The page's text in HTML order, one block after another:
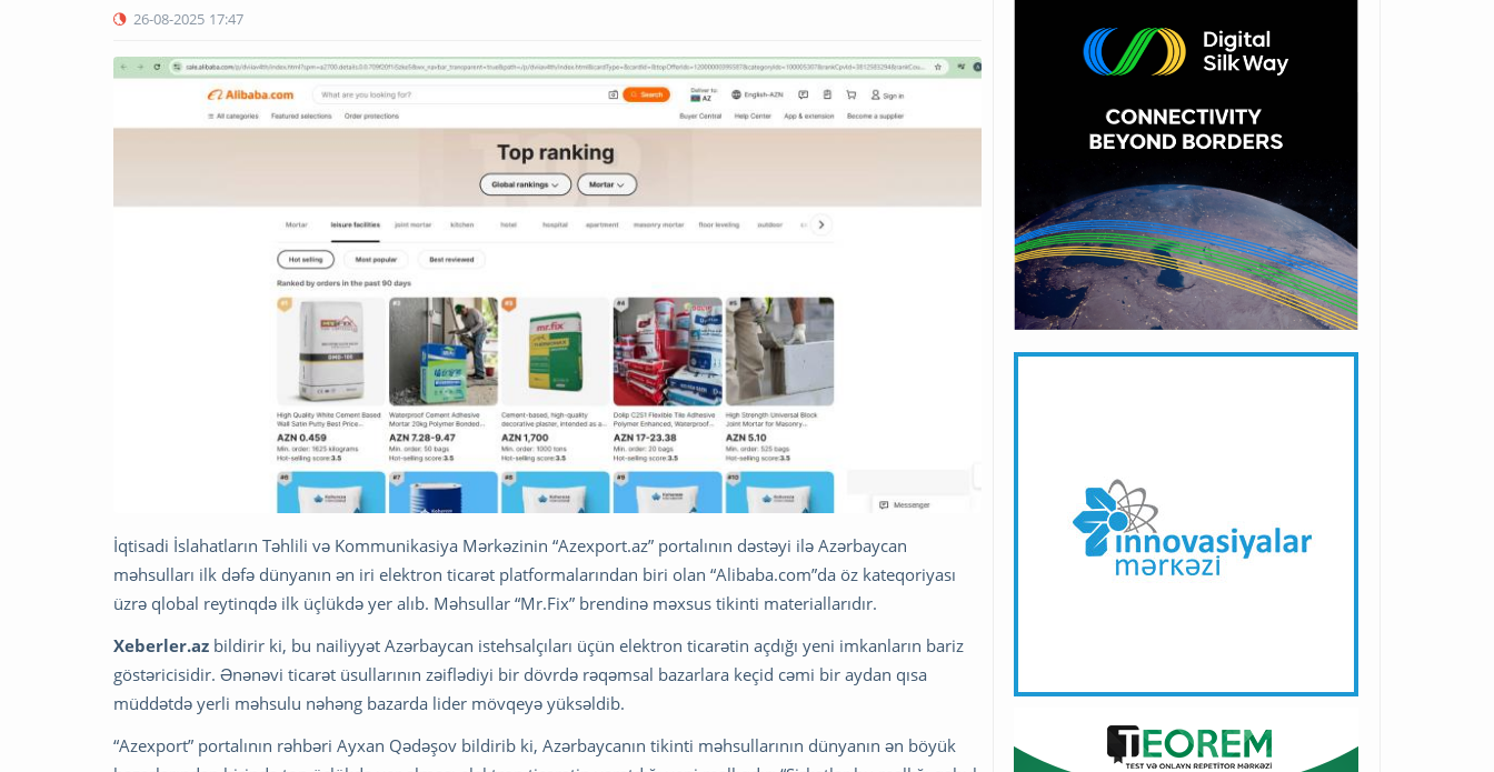
26-08-2025 17:47
İqtisadi İslahatların Təhlili və Kommunikasiya Mərkəzinin “Azexport.az” portalının dəstəyi ilə Azərbaycan
məhsulları ilk dəfə dünyanın ən iri elektron ticarət platformalarından biri olan “Alibaba.com”da öz kateqoriyası
üzrə qlobal reytinqdə ilk üçlükdə yer alıb. Məhsullar “Mr.Fix” brendinə məxsus tikinti materiallarıdır.
Xeberler.az bildirir ki, bu nailiyyət Azərbaycan istehsalçıları üçün elektron ticarətin açdığı yeni imkanların bariz
göstəricisidir. Ənənəvi ticarət üsullarının zəiflədiyi bir dövrdə rəqəmsal bazarlara keçid cəmi bir aydan qısa
müddətdə yerli məhsulu nəhəng bazarda lider mövqeyə yüksəldib.
“Azexport” portalının rəhbəri Ayxan Qədəşov bildirib ki, Azərbaycanın tikinti məhsullarının dünyanın ən böyük